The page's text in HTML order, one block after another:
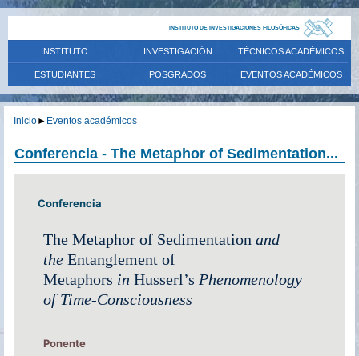
INSTITUTO DE INVESTIGACIONES FILOSÓFICAS
INSTITUTO INVESTIGACIÓN TÉCNICOS ACADÉMICOS
ESTUDIANTES POSGRADOS EVENTOS ACADÉMICOS
Inicio► Eventos académicos
Conferencia - The Metaphor of Sedimentation...
Conferencia
The Metaphor of Sedimentation and
theEntanglement of
Metaphors in Husserl’s Phenomenology
of Time-Consciousness
Ponente